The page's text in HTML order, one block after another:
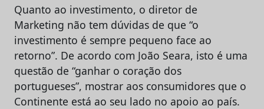
Quanto ao investimento, o diretor de
Marketing não tem dúvidas de que “o
investimento é sempre pequeno face ao
retorno”. De acordo com João Seara, isto é uma
questão de “ganhar o coração dos
portugueses”, mostrar aos consumidores que o
Continente está ao seu lado no apoio ao país.